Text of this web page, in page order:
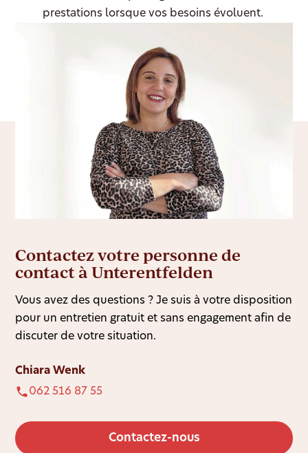
Contactez votre personne de
contact à Unterentfelden
Vous avez des questions ? Je suis à votre disposition
pour un entretien gratuit et sans engagement afin de
discuter de votre situation.
Chiara Wenk
062 516 87 55
Contactez-nous
prestations lorsque vos besoins évoluent.